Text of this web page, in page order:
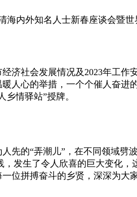
内外知名人士新春座谈会暨
社会发展情况及2023年工作
心的举措，一个个催人奋进
情驿站”授牌。
的“弄潮儿”，在不同领域劈
发生了令人欣喜的巨大变化
位拼搏奋斗的乡贤，深深为大